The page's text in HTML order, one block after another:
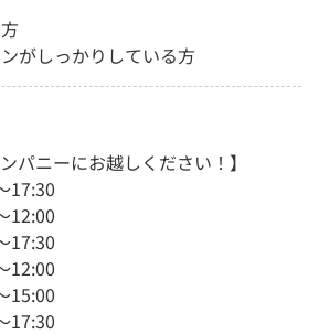
がしっかりしている方
パニーにお越しください！】
17:30
12:00
17:30
12:00
15:00
17:30